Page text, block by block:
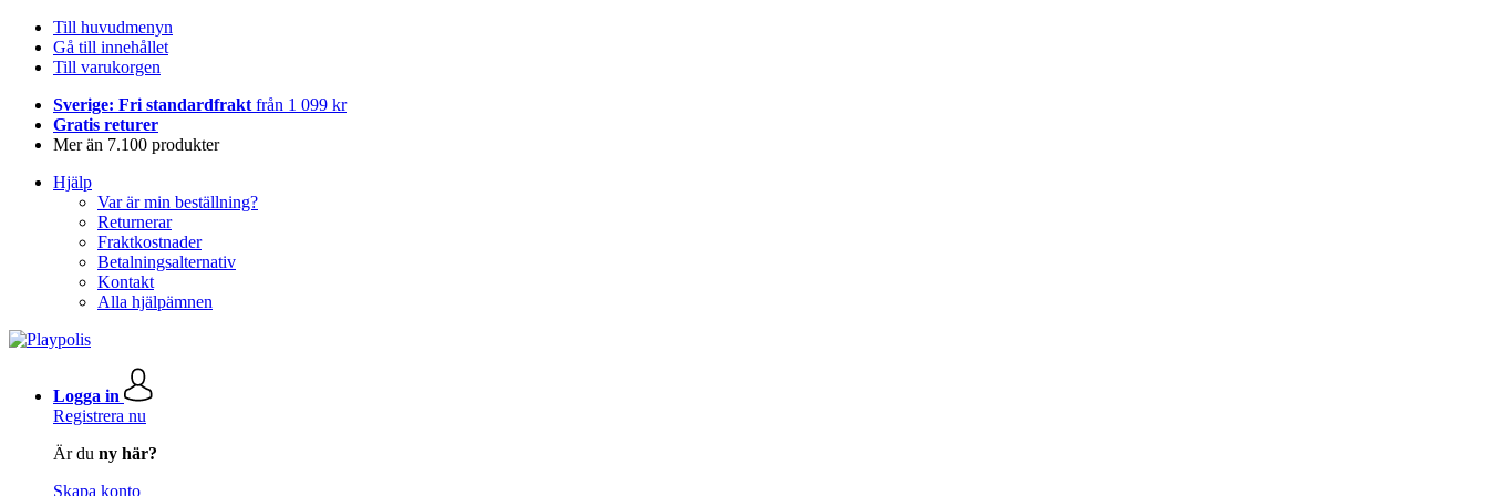
Till huvudmenyn
Gå till innehållet
Till varukorgen
Sverige: Fri standardfrakt från 1 099 kr
Gratis returer
Mer än 7.100 produkter
Hjälp
Var är min beställning?
Returnerar
Fraktkostnader
Betalningsalternativ
Kontakt
Alla hjälpämnen
Logga in
Registrera nu
Är du ny här?
Skapa konto